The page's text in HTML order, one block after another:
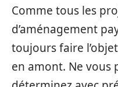
Comme tous les
d’aménagement
toujours faire l’objet
en amont. Ne vous